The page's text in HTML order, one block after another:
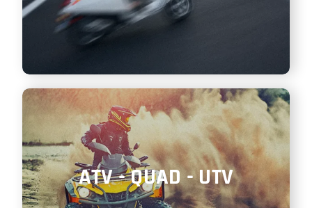
ATV - QUAD - UTV